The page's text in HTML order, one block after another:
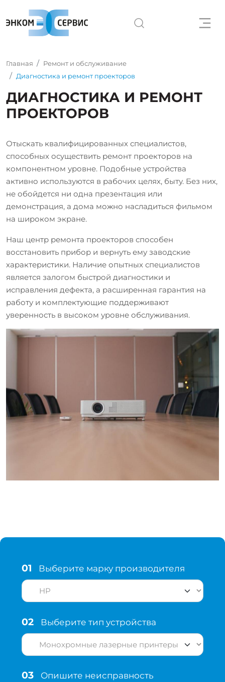
Главная
Ремонт и обслуживание
Диагностика и ремонт проекторов
ДИАГНОСТИКА И РЕМОНТ
ПРОЕКТОРОВ
Отыскать квалифицированных специалистов,
способных осуществить ремонт проекторов на
компонентном уровне. Подобные устройства
активно используются в рабочих целях, быту. Без них,
не обойдется ни одна презентация или
демонстрация, а дома можно насладиться фильмом
на широком экране.
Наш центр ремонта проекторов способен
восстановить прибор и вернуть ему заводские
характеристики. Наличие опытных специалистов
является залогом быстрой диагностики и
исправления дефекта, а расширенная гарантия на
работу и комплектующие поддерживают
уверенность в высоком уровне обслуживания.
01 Выберите марку производителя
02 Выберите тип устройства
03 Опишите неисправность